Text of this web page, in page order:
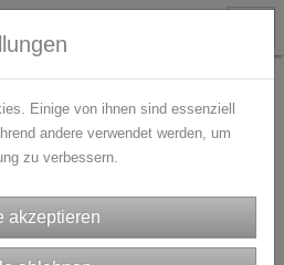
Einige von ihnen sind essenziell
andere verwendet werden, um
zu verbessern.